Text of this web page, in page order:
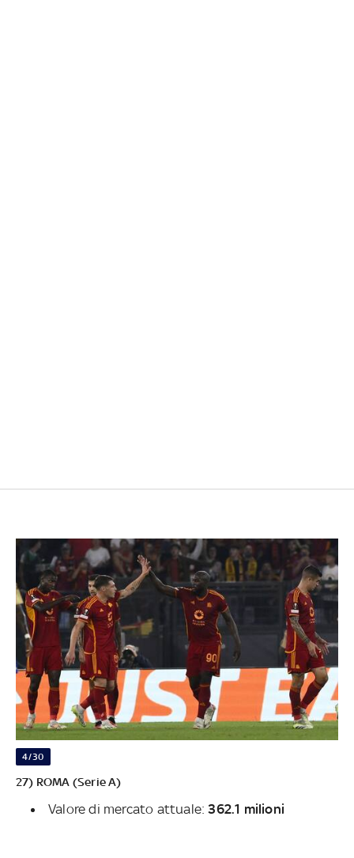
4/30
27) ROMA (Serie A)
Valore di mercato attuale:362.1 milioni